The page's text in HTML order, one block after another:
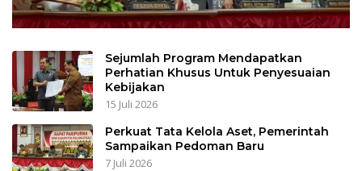
Sejumlah Program Mendapatkan
Perhatian Khusus Untuk Penyesuaian
Kebijakan
15 Juli 2026
Perkuat Tata Kelola Aset, Pemerintah
Sampaikan Pedoman Baru
7 Juli 2026